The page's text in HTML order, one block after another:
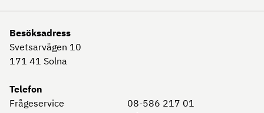
Besöksadress
Svetsarvägen 10
171 41 Solna
Telefon
Frågeservice
08-586 217 01